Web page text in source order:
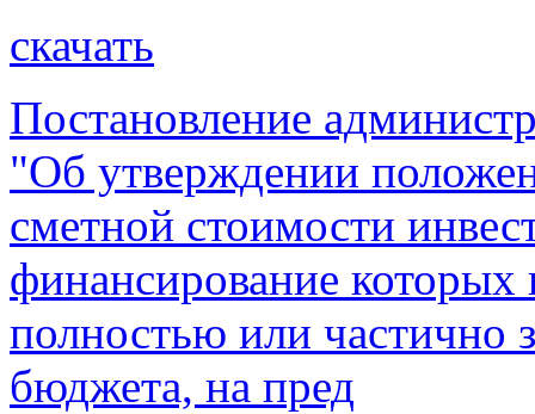
скачать
Постановление
"Об утверждении
сметной стоимости
финансирование которых
полностью или частично
бюджета, на пред